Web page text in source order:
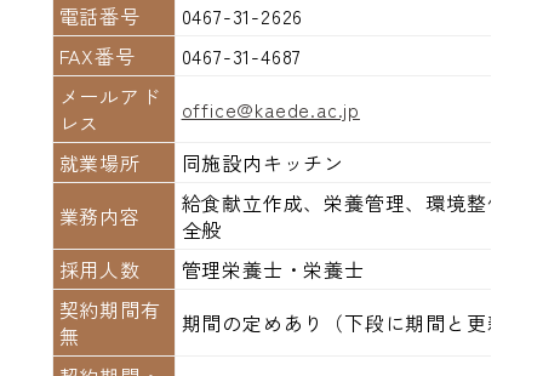
電話番号
0467-31-2626
FAX番号
0467-31-4687
メールアド
レス
office@kaede.ac.jp
就業場所
同施設内キッチン
業務内容
給食献立作成、栄養管理、環境整備、
全般
採用人数
管理栄養士・栄養士
契約期間有
無
期間の定めあり（下段に期間と更新の